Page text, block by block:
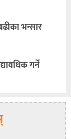
भन्सार
गर्ने